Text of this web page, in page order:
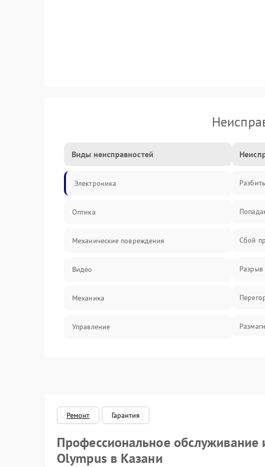
Виды неисправностей
Электроника
Оптика
Механические повреждения
Видео
Механика
Управление
Электроника/Механические
Электроника/Оптика
Сбой
Ремонт Гарантия
Профессиональное обслуживание
Olympus в Казани